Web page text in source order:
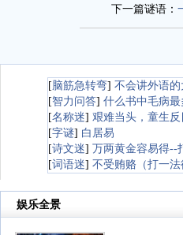
下一篇谜语：
[脑筋急转弯] 不会讲外语
[智力问答] 什么书中毛病最
[名称迷] 艰难当头，童生
[字谜] 白居易
[诗文迷] 万两黄金容易得--
[词语迷] 不受贿赂（打一法